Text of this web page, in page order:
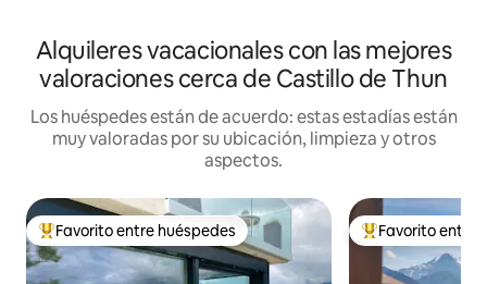
Alquileres vacacionales con las mejores
valoraciones cerca de Castillo de Thun
Los huéspedes están de acuerdo: estas estadías están
muy valoradas por su ubicación, limpieza y otros
aspectos.
Favorito entre huéspedes preferido
Favorito entre huéspedes Favorito entre
Favorito entre